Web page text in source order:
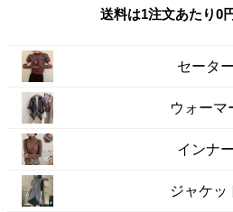
送料は1注文あたり0
セーター
ウォーマ
インナー
ジャケッ